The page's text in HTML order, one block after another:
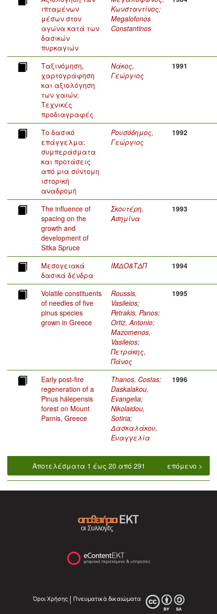
ιπταμένων
μέσων στον
αγώνα κατά των
δασικών
πυρκαγιών
Κωνσταντίνος;
Megalofonos
Constantinos
Ταξινόμηση,
χαρτογράφηση
και αξιολόγηση
των γαιών:
Τεχνικές
προδιαγραφές
Νάκος,
Γεώργιος
1991
Το δασικό
επάγγελμα:
συμπεράσματα
και προτάσεις
από μια σύντομη
ιστορική
αναδρομή
Ρουσόδημος,
Γεώργιος
1992
The influence of
spacing on the
growth and
development of
Sitka Spruce
Σκουτέρη,
Ασημίνα
1993
Μεσογειακά
δασικά δένδρα
ΙΜΔΟ&ΤΔΠ 1994
Volatile constituents
of needles of five
pinus species
grown in Greece
Roussis,
Vasileios;
Petrakis, Panos;
Ortiz, Antonio;
Mazomenos,
Vasileios;
Πετράκης,
Πάνος
1995
Early post-fire
regeneration of a
Pinus hálepensis
forest on Mount
Parnis, Greece
Thanos, Costas;
Daskalakou,
Evangelia;
Nikolaidou,
Sotiria;
Δασκαλάκου,
Ευαγγελία
1996
Αποτελέσματα 1 έως 20 από 291 επόμενο >